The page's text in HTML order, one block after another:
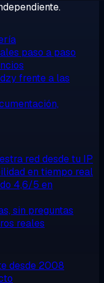
paso a paso
frente a las
red desde tu IP
en tiempo real
4,6/5 en
sin preguntas
reales
desde 2008